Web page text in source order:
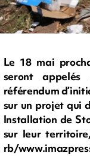
Le 18 mai
seront
référendum
sur un projet qui
Installation de
sur leur
rb/